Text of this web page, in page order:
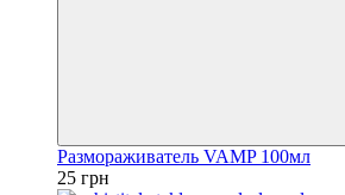
Размораживатель VAMP 100мл
25 грн